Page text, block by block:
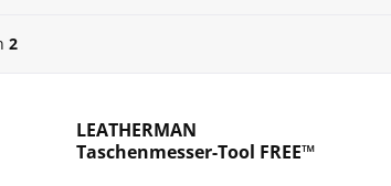
2
LEATHERMAN
Taschenmesser-Tool FREE™